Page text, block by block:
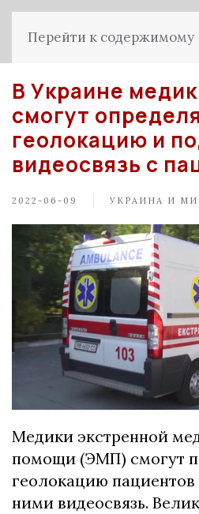
Перейти к содержимому
В Украине
смогут
геолокацию и
видеосвязь с
2022-06-09 УКРАИНА И
Медики экстренной
помощи (ЭМП) смогут
геолокацию
ними видеосвязь.